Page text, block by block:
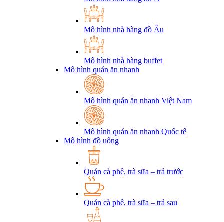
Mô hình nhà hàng đồ Âu
Mô hình nhà hàng buffet
Mô hình quán ăn nhanh
Mô hình quán ăn nhanh Việt Nam
Mô hình quán ăn nhanh Quốc tế
Mô hình đồ uống
Quán cà phê, trà sữa – trả trước
Quán cà phê, trà sữa – trả sau